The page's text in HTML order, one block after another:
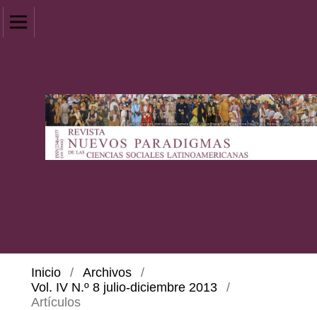
Inicio / Archivos
/
Vol. IV N.º 8 julio-diciembre 2013
/
Artículos